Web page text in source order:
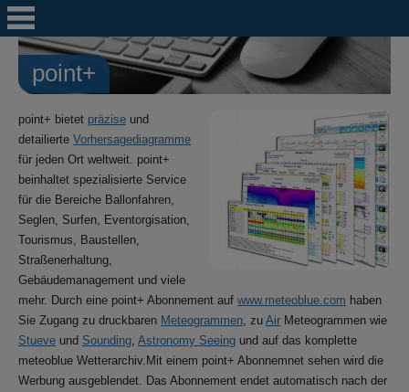
рoint+
point+ bietet präzise und
detailierte Vorhersagediagramme
für jeden Ort weltweit. point+
beinhaltet spezialisierte Service
für die Bereiche Ballonfahren,
Seglen, Surfen, Eventorgisation,
Tourismus, Baustellen,
Straßenerhaltung,
Gebäudemanagement und viele
mehr. Durch eine point+ Abonnement auf www.meteoblue.com haben
Sie Zugang zu druckbaren Meteogrammen , zu Air Meteogrammen wie
Stueve und Sounding Astronomy Seeing und auf das komplette
meteoblue Wetterarchiv.Mit einem point+ Abonnemnet sehen wird die
Werbung ausgeblendet. Das Abonnement endet automatisch nach der